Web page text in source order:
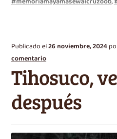
Publicado el26 noviembre, 2024
comentario
Tihosuco,
después